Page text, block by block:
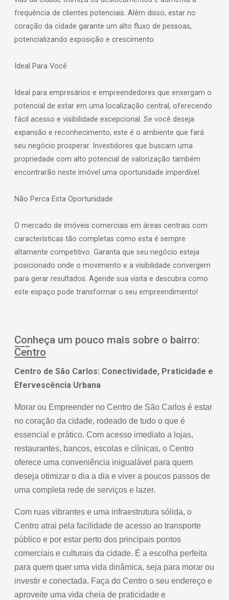
frequência de clientes potenciais. Além disso, estar no
coração da cidade garante um alto fluxo de pessoas,
potencializando exposição e crescimento.
Ideal Para Você
Ideal para empresários e empreendedores que enxergam o
potencial de estar em uma localização central, oferecendo
fácil acesso e visibilidade excepcional. Se você deseja
expansão e reconhecimento, este é o ambiente que fará
seu negócio prosperar. Investidores que buscam uma
propriedade com alto potencial de valorização também
encontrarão neste imóvel uma oportunidade imperdível.
Não Perca Esta Oportunidade
O mercado de imóveis comerciais em áreas centrais com
características tão completas como esta é sempre
altamente competitivo. Garanta que seu negócio esteja
posicionado onde o movimento e a visibilidade convergem
para gerar resultados. Agende sua visita e descubra como
este espaço pode transformar o seu empreendimento!
Conheça um pouco mais sobre o bairro:
Centro
Centro de São Carlos: Conectividade, Praticidade e
Efervescência Urbana
Morar ou Empreender no Centro de São Carlos é estar
no coração da cidade, rodeado de tudo o que é
essencial e prático. Com acesso imediato a lojas,
restaurantes, bancos, escolas e clínicas, o Centro
oferece uma conveniência inigualável para quem
deseja otimizar o dia a dia e viver a poucos passos de
uma completa rede de serviços e lazer.
Com ruas vibrantes e uma infraestrutura sólida, o
Centro atrai pela facilidade de acesso ao transporte
público e por estar perto dos principais pontos
comerciais e culturais da cidade. É a escolha perfeita
para quem quer uma vida dinâmica, seja para morar ou
investir e conectada. Faça do Centro o seu endereço e
aproveite uma vida cheia de praticidade e